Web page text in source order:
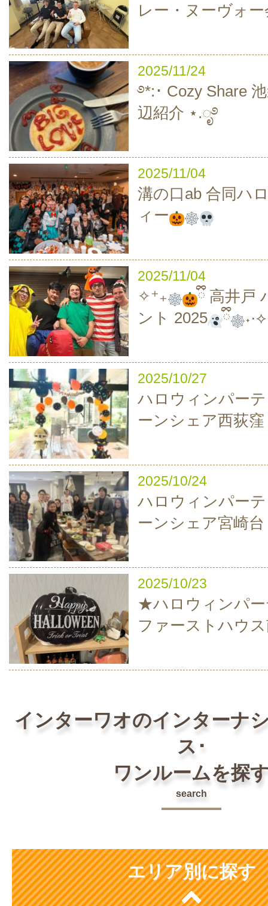
レー・ヌーヴォー
2025/11/24
࿔*:･ Cozy Share
辺紹介 ⋆.ೃ࿔
2025/11/04
溝の口ab 合同ハ
ィー
2025/11/04
✧⁺₊
高井戸
ント 2025
ྀི ˖·⟡
2025/10/27
ハロウィンパー
ーンシェア西荻窪
2025/10/24
ハロウィンパー
ーンシェア宮崎台
2025/10/23
★ハロウィンパー
ファーストハウ
インターワオのインターナ
ス･
ワンルームを探
search
エリア別に探す